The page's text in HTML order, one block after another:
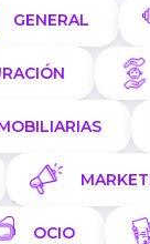
GENERAL
OCIO